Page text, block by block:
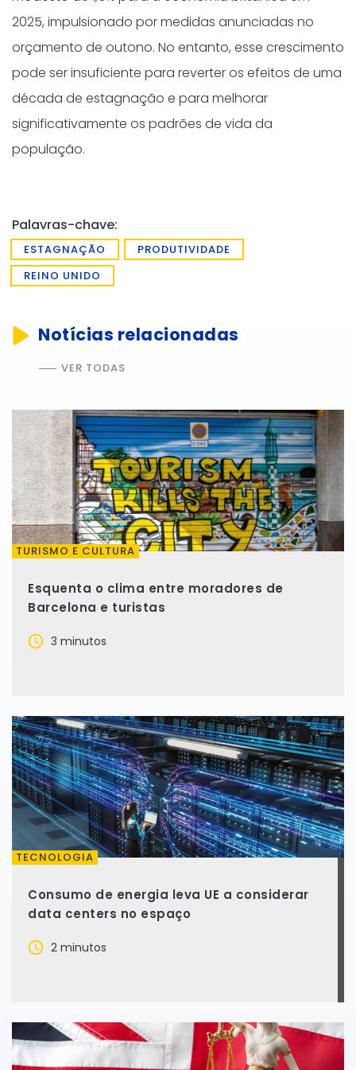
2025, impulsionado por medidas anunciadas no
orçamento de outono. No entanto, esse crescimento
pode ser insuficiente para reverter os efeitos de uma
década de estagnação e para melhorar
significativamente os padrões de vida da
população.
Palavras-chave:
ESTAGNAÇÃO
PRODUTIVIDADE
REINO UNIDO
Notícias relacionadas
VER TODAS
TURISMO E CULTURA
Esquenta o clima entre moradores de
Barcelona e turistas
3 minutos
TECNOLOGIA
Consumo de energia leva UE a considerar
data centers no espaço
2 minutos